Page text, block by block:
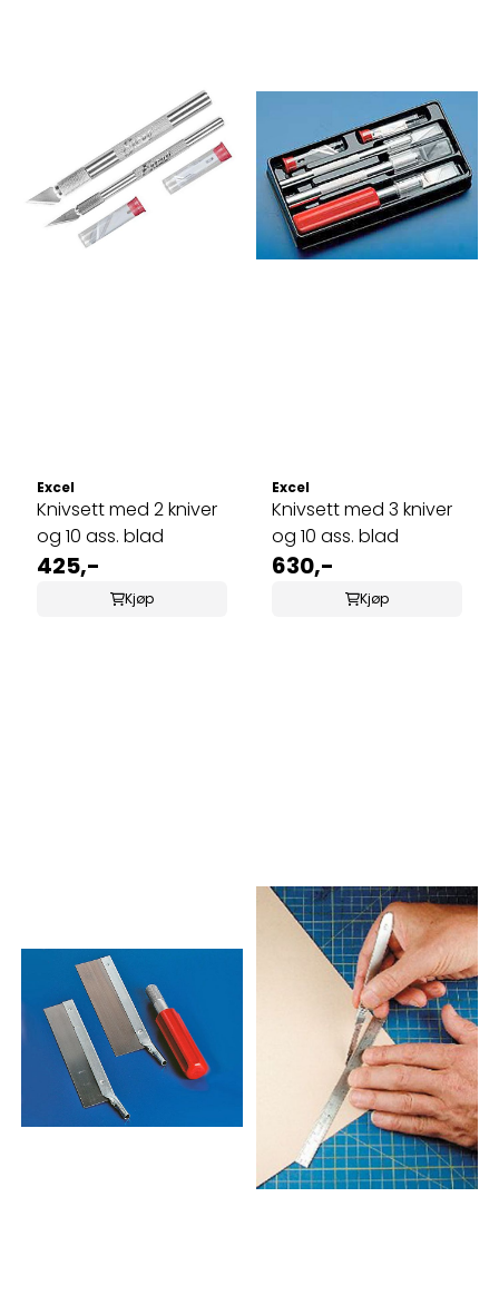
Excel
Knivsett med 2 kniver
og 10 ass. blad
425,-
Kjøp
Excel
Knivsett med 3 kniver
og 10 ass. blad
630,-
Kjøp